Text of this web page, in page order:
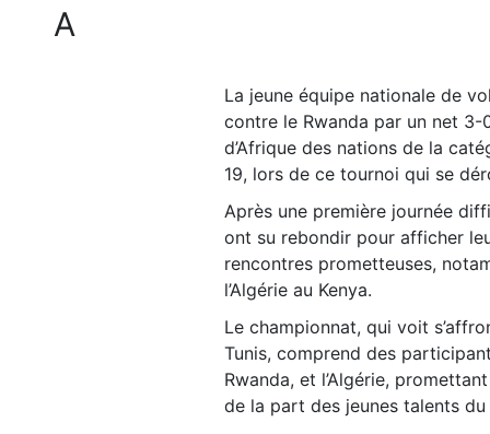
A
La jeune équipe nationale de
contre le Rwanda par un net 3-
d’Afrique des nations de la
19, lors de ce tournoi qui se
Après une première journée
ont su rebondir pour afficher
rencontres prometteuses,
l’Algérie au Kenya.
Le championnat, qui voit
Tunis, comprend des
Rwanda, et l’Algérie,
de la part des jeunes talents